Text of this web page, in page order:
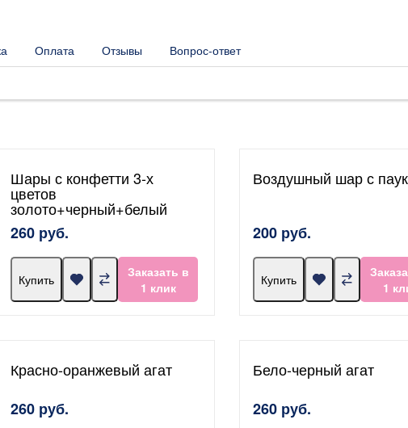
Оплата Отзывы Вопрос-ответ
Шары с конфетти 3-х
цветов
золото+черный+белый
260 руб.
Купить
Заказать в
1 клик
Воздушный шар с
200 руб.
Купить
1
Красно-оранжевый агат
260 руб.
Бело-черный агат
260 руб.